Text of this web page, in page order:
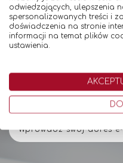
Bądź pierwszym, który
zgody na otrzymywanie na
handlowej w postaci
kliknij w link, który
nasz
odwiedzających, ulepszenia
spersonalizowanych treści i
doświadczenia na stronie
informacji na temat plików
ustawienia.